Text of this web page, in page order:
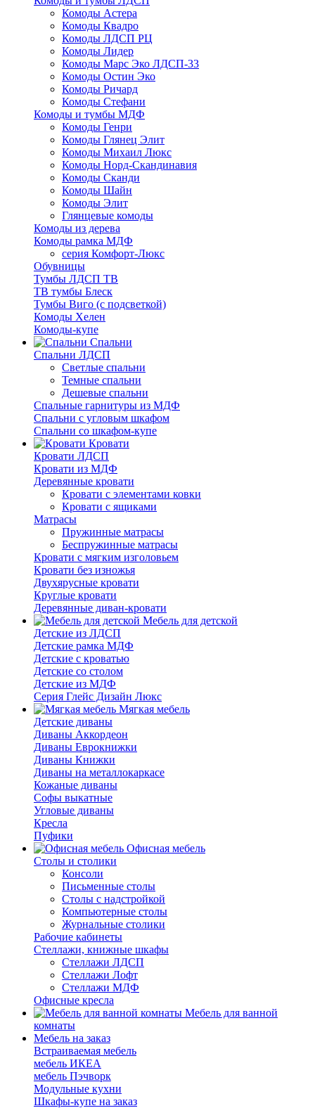
Комоды Астера
Комоды Квадро
Комоды ЛДСП РЦ
Комоды Лидер
Комоды Марс Эко ЛДСП-33
Комоды Остин Эко
Комоды Ричард
Комоды Стефани
Комоды и тумбы МДФ
Комоды Генри
Комоды Глянец Элит
Комоды Михаил Люкс
Комоды Норд-Скандинавия
Комоды Сканди
Комоды Шайн
Комоды Элит
Глянцевые комоды
Комоды из дерева
Комоды рамка МДФ
серия Комфорт-Люкс
Обувницы
Тумбы ЛДСП ТВ
ТВ тумбы Блеск
Тумбы Виго (с подсветкой)
Комоды Хелен
Комоды-купе
Спальни
Спальни ЛДСП
Светлые спальни
Темные спальни
Дешевые спальни
Спальные гарнитуры из МДФ
Спальни с угловым шкафом
Спальни со шкафом-купе
Кровати
Кровати ЛДСП
Кровати из МДФ
Деревянные кровати
Кровати с элементами ковки
Кровати с ящиками
Матрасы
Пружинные матрасы
Беспружинные матрасы
Кровати с мягким изголовьем
Кровати без изножья
Двухярусные кровати
Круглые кровати
Деревянные диван-кровати
Мебель для детской
Детские из ЛДСП
Детские рамка МДФ
Детские с кроватью
Детские со столом
Детские из МДФ
Серия Глейс Дизайн Люкс
Мягкая мебель
Детские диваны
Диваны Аккордеон
Диваны Еврокнижки
Диваны Книжки
Диваны на металлокаркасе
Кожаные диваны
Софы выкатные
Угловые диваны
Кресла
Пуфики
Офисная мебель
Столы и столики
Консоли
Письменные столы
Столы с надстройкой
Компьютерные столы
Журнальные столики
Рабочие кабинеты
Стеллажи, книжные шкафы
Стеллажи ЛДСП
Стеллажи Лофт
Стеллажи МДФ
Офисные кресла
Мебель для ванной
комнаты
Мебель на заказ
Встраиваемая мебель
мебель ИКЕА
мебель Пэчворк
Модульные кухни
Шкафы-купе на заказ